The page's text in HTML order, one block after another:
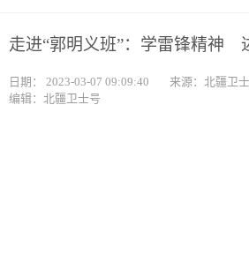
走进“郭明义班”：学雷锋精神
日期： 2023-03-07 09:09:40
来源：北疆卫
编辑：北疆卫士号